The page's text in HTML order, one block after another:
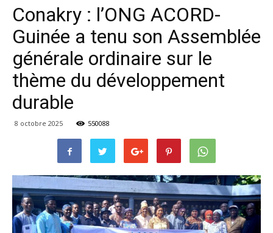
Conakry : l’ONG ACORD-
Guinée a tenu son Assemblée
générale ordinaire sur le
thème du développement
durable
8 octobre 2025 550088